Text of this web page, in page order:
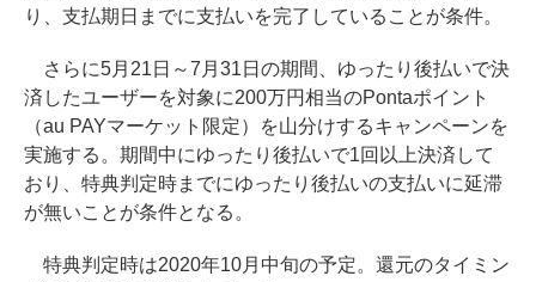
り、支払期日までに支払いを完了していることが条件。
さらに5月21日～7月31日の期間、ゆったり後払いで決
済したユーザーを対象に200万円相当のPontaポイント
（au PAYマーケット限定）を山分けするキャンペーンを
実施する。期間中にゆったり後払いで1回以上決済して
おり、特典判定時までにゆったり後払いの支払いに延滞
が無いことが条件となる。
特典判定時は2020年10月中旬の予定。還元のタイミン